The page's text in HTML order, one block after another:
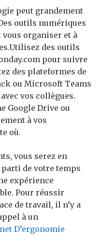
peut grandement
outils numériques
organiser et à
des outils
pour suivre
des plateformes de
ou Microsoft Teams
vos collègues.
Google Drive ou
à vos
où.
vous serez en
de votre temps
expérience
Pour réussir
de travail, il n’y a
à un
D’ergonomie